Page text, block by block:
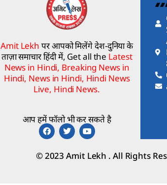
Amit Lekh पर आपको मिलेंगे देश-दुनिया के
ताज़ा समाचार हिंदी में, Get all the Latest
News in Hindi, Breaking News in
Hindi, News in Hindi, Hindi News
Live, Hindi News.
आप हमें फॉलो भी कर सकते है
© 2023 Amit Lekh . All Rights